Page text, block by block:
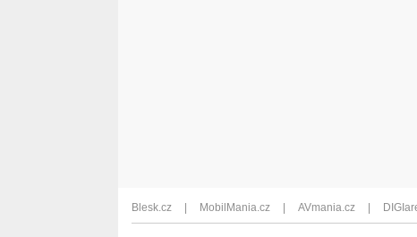
Blesk.cz MobilMania.cz AVmania.cz